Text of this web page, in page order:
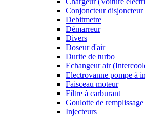
Conjoncteur disjoncteur
Debitmetre
Démarreur
Divers
Doseur d'air
Durite de turbo
Echangeur air
Electrovanne pompe à
Faisceau moteur
Filtre à carburant
Goulotte de remplissage
Injecteurs